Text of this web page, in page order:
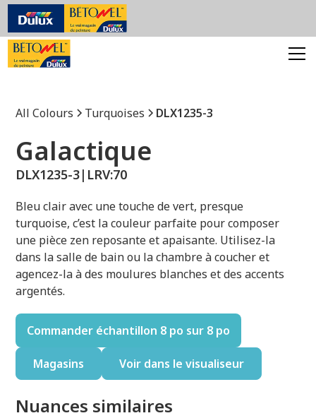
All Colours Turquoises DLX1235-3
Galactique
DLX1235-3| LRV:70
Bleu clair avec une touche de vert, presque
turquoise, c’est la couleur parfaite pour composer
une pièce zen reposante et apaisante. Utilisez-la
dans la salle de bain ou la chambre à coucher et
agencez-la à des moulures blanches et des accents
argentés.
Commander échantillon 8 po sur 8 po
Magasins Voir dans le visualiseur
Nuances similaires